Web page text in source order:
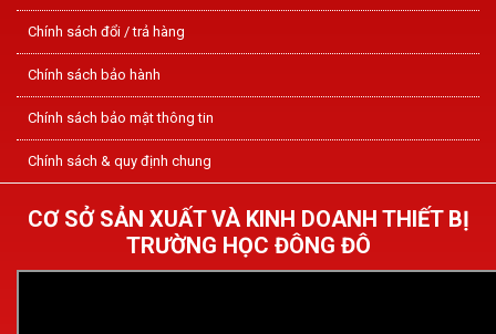
Chính sách đổi / trả hàng
Chính sách bảo hành
Chính sách bảo mật thông tin
Chính sách & quy định chung
CƠ SỞ SẢN XUẤT VÀ KINH DOANH THIẾT BỊ
TRƯỜNG HỌC ĐÔNG ĐÔ